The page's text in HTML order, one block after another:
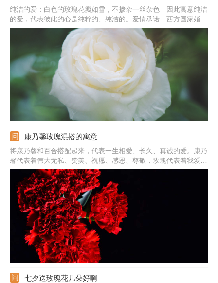
纯洁的爱：白色的玫瑰花瓣如雪，不掺杂一丝杂色，因此寓意纯洁
的爱，代表彼此的心是纯粹的、纯洁的。爱情承诺：西方国家婚礼
的主色调一般都是白色的，代表庄重、圣洁，因此白色玫瑰的花语
为爱情承诺，表示希望和她携手共度一生。浪漫天真：白色是浪
漫、纯洁的颜色，白玫瑰还代表天真、浪漫。
康乃馨玫瑰混搭的寓意
将康乃馨和百合搭配起来，代表一生相爱、长久、真诚的爱。康乃
馨代表着伟大无私、赞美、祝愿、感恩、尊敬，玫瑰代表着我爱
你，所以将两种花材搭配起来，不但颜值高，寓意也很美好，可把
它送给自己的爱人、妈妈，一方面是赞美对方，另一方面是表达自
己的心意，让对方知道自己是很爱她的。
七夕送玫瑰花几朵好啊